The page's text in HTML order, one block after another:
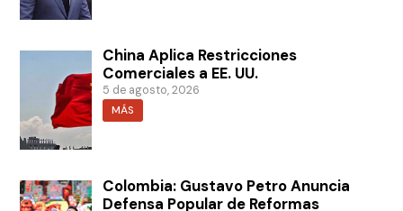
China Aplica Restricciones
Comerciales a EE. UU.
5 de agosto, 2026
MÁS
Colombia: Gustavo Petro Anuncia
Defensa Popular de Reformas